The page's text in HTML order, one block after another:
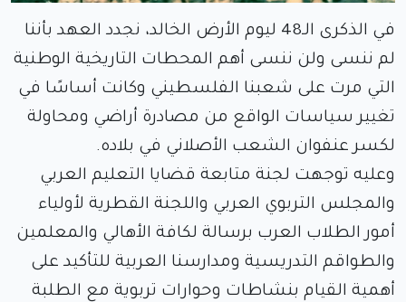
في الذكرى الـ48 ليوم الأرض الخالد، نجدد العهد بأننا
لم ننسى ولن ننسى أهم المحطات التاريخية الوطنية
التي مرت على شعبنا الفلسطيني وكانت أساسًا في
تغيير سياسات الواقع من مصادرة أراضي ومحاولة
لكسر عنفوان الشعب الأصلاني في بلاده.
وعليه توجهت لجنة متابعة قضايا التعليم العربي
والمجلس التربوي العربي واللجنة القطرية لأولياء
أمور الطلاب العرب برسالة لكافة الأهالي والمعلمين
والطواقم التدريسية ومدارسنا العربية للتأكيد على
أهمية القيام بنشاطات وحوارات تربوية مع الطلبة